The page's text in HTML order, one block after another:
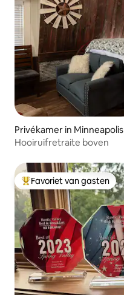
Privékamer in Minneapolis
Hooiruifretraite boven
Topfavoriet van gasten
Favoriet van gasten